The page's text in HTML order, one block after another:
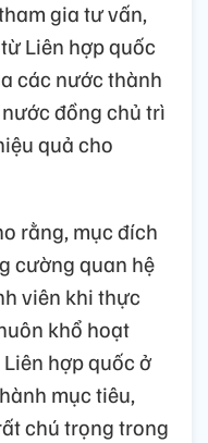
gia tư vấn,
Liên hợp quốc
các nước thành
đồng chủ trì
quả cho
rằng, mục đích
cường quan hệ
viên khi thực
khổ hoạt
hợp quốc ở
mục tiêu,
chú trọng trong